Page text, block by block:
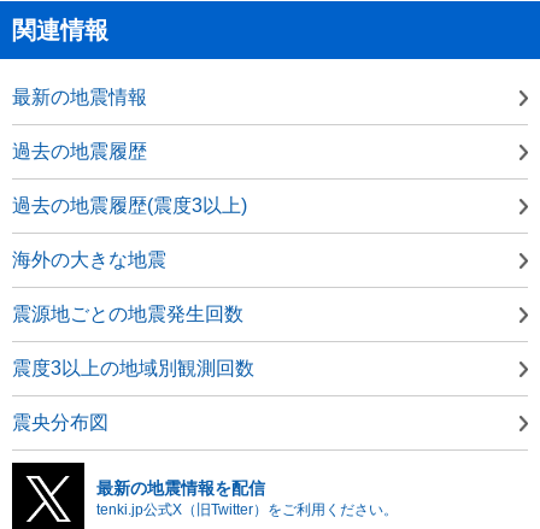
関連情報
最新の地震情報
過去の地震履歴
過去の地震履歴(震度3以上)
海外の大きな地震
震源地ごとの地震発生回数
震度3以上の地域別観測回数
震央分布図
最新の地震情報を配信
tenki.jp公式X（旧Twitter）をご利用ください。